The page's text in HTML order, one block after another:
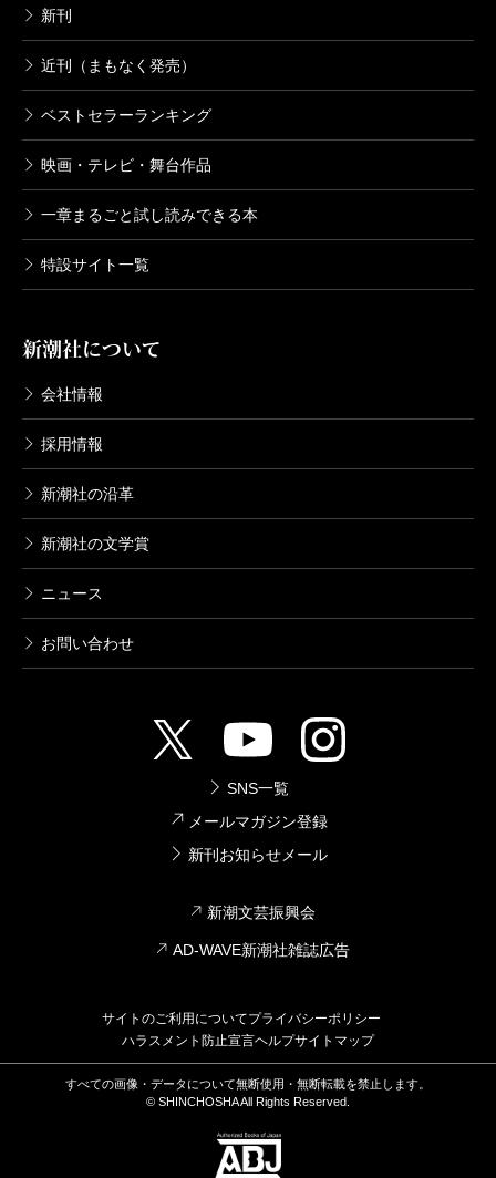
新刊
近刊（まもなく発売）
ベストセラーランキング
映画・テレビ・舞台作品
一章まるごと試し読みできる本
特設サイト一覧
新潮社について
会社情報
採用情報
新潮社の沿革
新潮社の文学賞
ニュース
お問い合わせ
SNS一覧
メールマガジン登録
新刊お知らせメール
新潮文芸振興会
AD-WAVE新潮社雑誌広告
サイトのご利用についてプライバシーポリシー
ハラスメント防止宣言ヘルプサイトマップ
すべての画像・データについて無断使用・無断転載を禁止します。
© SHINCHOSHA All Rights Reserved.